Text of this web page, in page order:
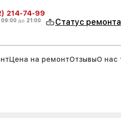
214-74-99
09:00 до 21:00 Статус ремонта
Цена на ремонтОтзывыО нас